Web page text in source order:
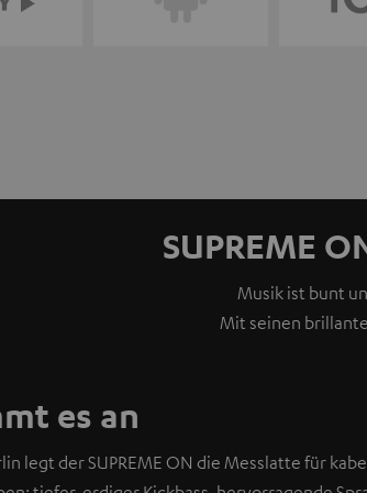
SUPREME
Musik ist bunt
Mit seinen
es an
legt der SUPREME ON die Messlatte für